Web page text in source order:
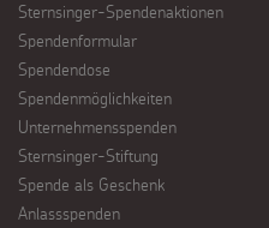
Sternsinger-Spendenaktionen
Spendenformular
Spendendose
Spendenmöglichkeiten
Unternehmensspenden
Sternsinger-Stiftung
Spende als Geschenk
Anlassspenden